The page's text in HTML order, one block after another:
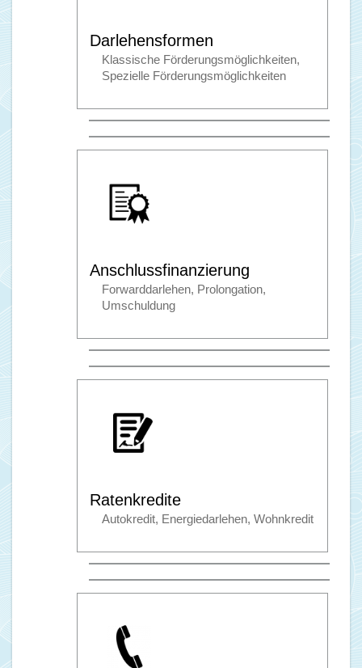
Darlehensformen
Klassische Förderungsmöglichkeiten,
Spezielle Förderungsmöglichkeiten
Anschlussfinanzierung
Forwarddarlehen, Prolongation,
Umschuldung
Ratenkredite
Autokredit, Energiedarlehen, Wohnkredit